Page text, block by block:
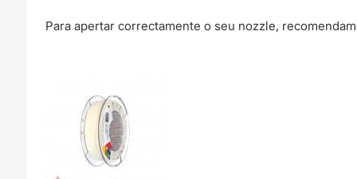
Para apertar correctamente o seu nozzle,